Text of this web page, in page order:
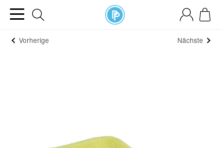
Vorherige Nächste